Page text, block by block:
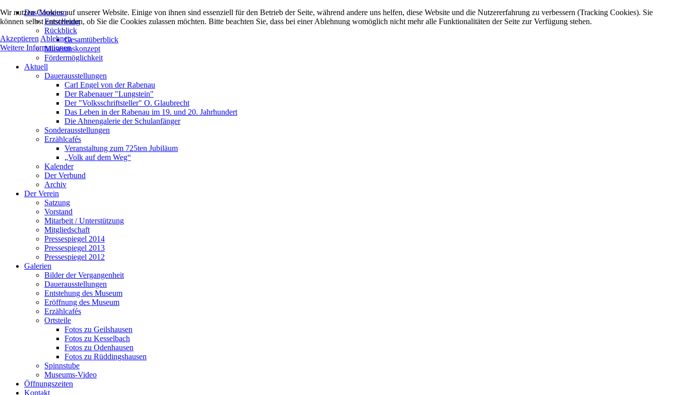
Das Museum
Entstehung
Rückblick
Gesamtüberblick
Museumskonzept
Fördermöglichkeit
Aktuell
Dauerausstellungen
Carl Engel von der Rabenau
Der Rabenauer "Lungstein"
Der "Volksschriftsteller" O. Glaubrecht
Das Leben in der Rabenau im 19. und 20. Jahrhundert
Die Ahnengalerie der Schulanfänger
Sonderausstellungen
Erzählcafés
Veranstaltung zum 725ten Jubiläum
„Volk auf dem Weg“
Kalender
Der Verbund
Archiv
Der Verein
Satzung
Vorstand
Mitarbeit / Unterstützung
Mitgliedschaft
Pressespiegel 2014
Pressespiegel 2013
Pressespiegel 2012
Galerien
Bilder der Vergangenheit
Dauerausstellungen
Entstehung des Museum
Eröffnung des Museum
Erzählcafés
Ortsteile
Fotos zu Geilshausen
Fotos zu Kesselbach
Fotos zu Odenhausen
Fotos zu Rüddingshausen
Spinnstube
Museums-Video
Öffnungszeiten
Kontakt
Wir nutzen Cookies auf unserer Website. Einige von ihnen sind essenziell für den Betrieb der Seite, während andere uns helfen, diese Website und die Nutzererfahrung zu verbessern (Tracking Cookies). Sie
können selbst entscheiden, ob Sie die Cookies zulassen möchten. Bitte beachten Sie, dass bei einer Ablehnung womöglich nicht mehr alle Funktionalitäten der Seite zur Verfügung stehen.
Akzeptieren Ablehnen
Weitere Informationen